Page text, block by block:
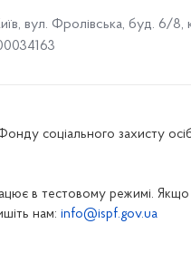
вул. Фролівська, буд. 6/8,
соціального захисту осіб
в тестовому режимі. Якщо
нам: info@ispf.gov.ua